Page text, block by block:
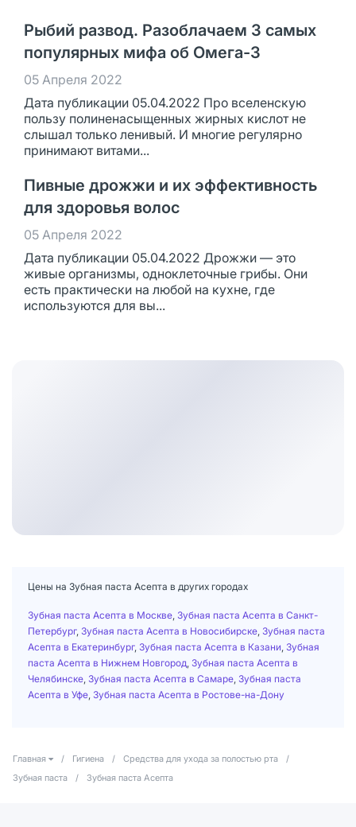
Рыбий развод. Разоблачаем 3 самых
популярных мифа об Омега-3
05 Апреля 2022
Дата публикации 05.04.2022 Про вселенскую
пользу полиненасыщенных жирных кислот не
слышал только ленивый. И многие регулярно
принимают витами...
Пивные дрожжи и их эффективность
для здоровья волос
05 Апреля 2022
Дата публикации 05.04.2022 Дрожжи — это
живые организмы, одноклеточные грибы. Они
есть практически на любой на кухне, где
используются для вы...
Цены на Зубная паста Асепта в других городах
Зубная паста Асепта в Москве Зубная паста Асепта в Санкт-
Петербург, Зубная паста Асепта в Новосибирске Зубная паста
Асепта в Екатеринбург, Зубная паста Асепта в Казани Зубная
паста Асепта в Нижнем Новгород Зубная паста Асепта в
Челябинске Зубная паста Асепта в Самаре Зубная паста
Асепта в Уфе Зубная паста Асепта в Ростове-на-Дону
Главная / Гигиена / Средства для ухода за полостью рта
/
Зубная паста
/ Зубная паста Асепта